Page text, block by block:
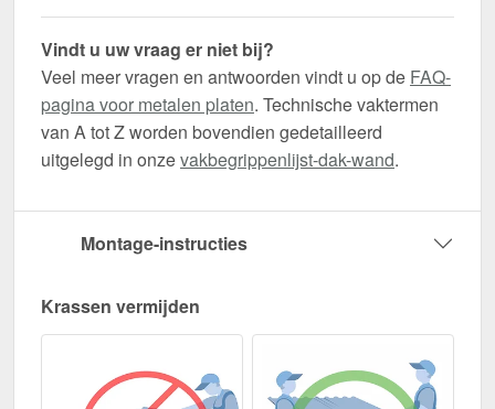
Vindt u uw vraag er niet bij?
Veel meer vragen en antwoorden vindt u op de FAQ-
pagina voor metalen platen. Technische vaktermen
van A tot Z worden bovendien gedetailleerd
uitgelegd in onzevakbegrippenlijst-dak-wand.
Montage-instructies
Krassen vermijden